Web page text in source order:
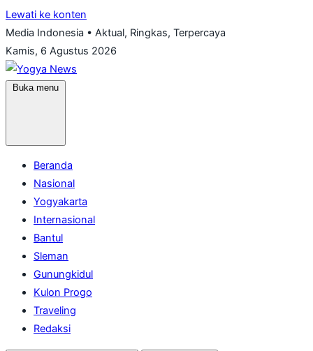
Lewati ke konten
Media Indonesia • Aktual, Ringkas, Terpercaya
Kamis, 6 Agustus 2026
Buka menu
Beranda
Nasional
Yogyakarta
Internasional
Bantul
Sleman
Gunungkidul
Kulon Progo
Traveling
Redaksi